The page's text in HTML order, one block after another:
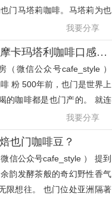
门马塔莉咖啡。马塔莉为也
是高
我要分享
蓝瓶子咖啡稀有也门限定咖啡豆介绍_也门摩卡玛塔利咖啡口感表现
微信公众号cafe_style ）
粉 500年前，也门是世界上
的咖啡都是也门产的。 就连
等国家的
我要分享
也门咖啡豆？
信公众号cafe_style ） 提到
韵发酵茶般的奇幻野性香气
限想往。 也门位处亚洲隔著